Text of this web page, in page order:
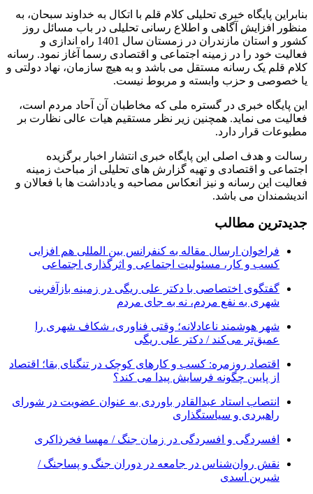
بنابراین پایگاه خبری تحلیلی کلام قلم با اتکال به خداوند سبحان، به
منظور افزایش آگاهی و اطلاع رسانی تحلیلی در باب مسائل روز
کشور و استان مازندران در زمستان سال 1401 راه اندازی و
فعالیت خود را در زمینه اجتماعی و اقتصادی رسما آغاز نمود. رسانه
کلام قلم یک رسانه مستقل می باشد و به هیچ سازمان، نهاد دولتی و
یا خصوصی و حزب وابسته و مربوط نیست.
این پایگاه خبری در گستره ملی که مخاطبان آن آحاد مردم است،
فعالیت می نماید. همچنین زیر نظر مستقیم هیات عالی نظارت بر
مطبوعات قرار دارد.
رسالت و هدف اصلی این پایگاه خبری انتشار اخبار برگزیده
اجتماعی و اقتصادی و تهیه گزارش های تحلیلی از مباحث زمینه
فعالیت این رسانه و نیز انعکاس مصاحبه و یادداشت ها با فعالان و
اندیشمندان می باشد.
جدیدترین مطالب
فراخوان ارسال مقاله به کنفرانس بین المللی هم افزایی
کسب و کار، مسئولیت اجتماعی و اثرگذاری اجتماعی
گفتگوی اختصاصی با دکتر علی ریگی در زمینه بازآفرینی
شهری به نفع مردم، نه به جای مردم
شهر هوشمند ناعادلانه؛ وقتی فناوری، شکاف شهری را
عمیق‌تر می‌کند / دکتر علی ریگی
اقتصاد روزمره: کسب‌ و کارهای کوچک در تنگنای بقا؛ اقتصاد
از پایین چگونه فرسایش پیدا می کند؟
انتصاب استاد عبدالقادر باوردی به عنوان عضویت در شورای
راهبردی و سیاستگذاری
افسردگی و افسردگی در زمان جنگ / مهسا فخرذاکری
نقش روان‌شناس در جامعه در دوران جنگ و پساجنگ /
شیرین اسدی